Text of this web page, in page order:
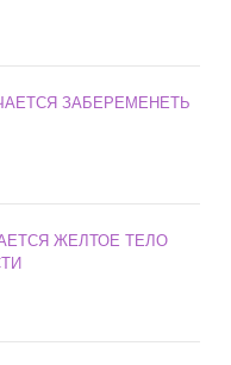
ЗАБЕРЕМЕНЕТЬ
ЖЕЛТОЕ ТЕЛО